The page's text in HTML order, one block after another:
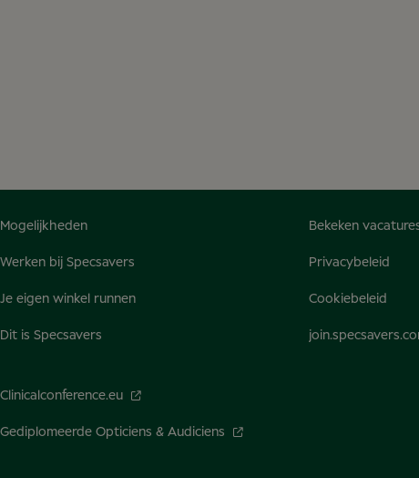
Mogelijkheden
Werken bij Specsavers
Je eigen winkel runnen
Dit is Specsavers
Bekeken
Privacybeleid
Cookiebeleid
Clinicalconference.eu
Gediplomeerde Opticiens & Audiciens